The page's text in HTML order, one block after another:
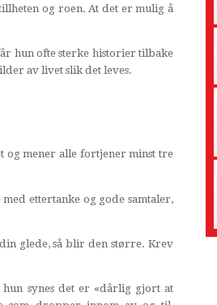
og roen. At det er mulig å
hun ofte sterke historier tilbake
av livet slik det leves.
og mener alle fortjener minst tre
ettertanke og gode samtaler,
glede, så blir den større. Krev
hun synes det er «dårlig gjort at